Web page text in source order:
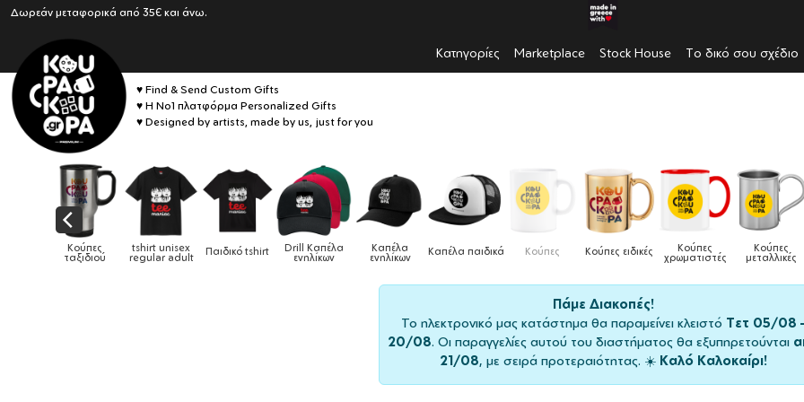
Δωρεάν μεταφορικά από 35€ και άνω.
Κατηγορίες Marketplace Stock House Το δικό σου σχέδιο
♥ Find & Send Custom Gifts
♥ Η No1 πλατφόρμα Personalized Gifts
♥ Designed by artists, made by us, just for you
Κούπες
ταξιδιού
tshirt unisex
regular adult Παιδικό tshirt Drill Καπέλα
ενηλίκων
Καπέλα
ενηλίκων Καπέλα παιδικά Κούπες Κούπες ειδικές Κούπες
χρωματιστές
Κούπες
μεταλλικές
Πάμε Διακοπές!
Το ηλεκτρονικό μας κατάστημα θα παραμείνει κλειστό Τετ 05/08
20/08. Οι παραγγελίες αυτού του διαστήματος θα εξυπηρετούνται
21/08, με σειρά προτεραιότητας. ☀️ Καλό Καλοκαίρι!